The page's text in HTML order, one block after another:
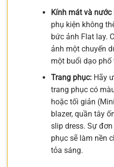
Kính mát và nước
phụ kiện không
bức ảnh Flat lay.
ảnh một chuyến
một buổi dạo
Trang phục:Hãy
trang phục có
hoặc tối giản
blazer, quần tây
slip dress. Sự
phục sẽ làm nền
tỏa sáng.